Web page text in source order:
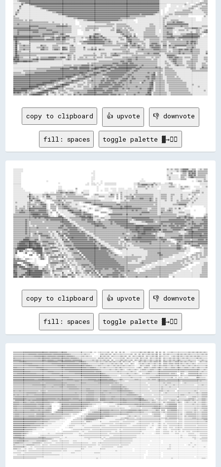
copy to clipboard 👍 upvote 👎 downvote
fill: spaces toggle palette ▓→✊🏽
copy to clipboard 👍 upvote 👎 downvote
fill: spaces toggle palette ▓→✊🏽
▓▓▓▓▓▓▓▓▓▓▓▓████████████████████████▓▓████████▓▓▓▓██████▒▒▒▒▒▒▒▒▒▒▒▒▒▒▓▓▒▒▒▒▒▒▒▒▓▓░░▒▒░░▒▒▒▒▒▒▒▒▒▒▓▓░░▓▓░░▓▓░░▓▓░░▓▓░░░░░░▒▒▒▒▒▒▒▒▒▒▓▓▒▒▓▓▒▒██▒▒▓▓░░██░░▓▓░░▓▓░░▒▒▒▒▓▓▒▒▒▒▒▒▒▒▒▒▒▒▒▒▒▒▓▓▒▒▓▓▒▒▓▓▒▒▓▓▒▒▓▓▒▒
▓▓▓▓▓▓▓▓▓▓▓▓▓▓▓▓████████▓▓████▓▓████████▓▓████████▓▓██████▓▓▒▒▒▒▒▒▒▒▒▒▒▒▒▒▓▓▒▒▒▒░░░░    ░░▒▒▓▓▒▒▓▓▒▒▓▓░░▓▓▒▒▒▒▒▒▒▒▒▒▒▒▒▒▒▒▓▓░░▓▓░░▓▓░░▓▓▒▒▒▒▓▓▒▒▓▓▒▒██░░▓▓░░▓▓▒▒▓▓▒▒▒▒▒▒▒▒▓▓▒▒▓▓▒▒▓▓▒▒▓▓▒▒▒▒▒▒▒▒▒▒▒▒▓▓▒▒▓▓
▓▓▓▓▓▓▓▓▓▓▓▓▓▓▓▓▓▓▓▓▓▓████████████▓▓████████▓▓████████▓▓██████▓▓▒▒▒▒▒▒▒▒▓▓▒▒▓▓▒▒▒▒  ░░░░░░▓▓▒▒▓▓▒▒▓▓░░▓▓▒▒▒▒▒▒▒▒▓▓▒▒▓▓░░▓▓░░▓▓▒▒▒▒▓▓▒▒▓▓░░▓▓▒▒▒▒▓▓▒▒██░░▓▓▒▒▒▒▒▒▒▒░░▒▒▓▓▒▒▓▓▒▒▓▓▒▒▒▒▓▓▒▒▓▓▒▒▓▓▒▒▓▓▒▒▒▒▒▒▒▒
██▓▓▓▓▓▓▓▓▓▓▓▓▓▓▓▓▓▓▓▓▓▓▓▓██▓▓████████▓▓████████▓▓████████▓▓██████▓▓▒▒▒▒▒▒▒▒▒▒▒▒▒▒▒▒▒▒░░▓▓▒▒▓▓▒▒▓▓▒▒▓▓░░▒▒▒▒▒▒▒▒▒▒▓▓░░▓▓▒▒▒▒▒▒▒▒▓▓░░▓▓▒▒▒▒▓▓░░▓▓▒▒▒▒▓▓▒▒▓▓░░▓▓▒▒▒▒▓▓▒▒▓▓▒▒▓▓▒▒▒▒▓▓▒▒▓▓▒▒▒▒▒▒▒▒▓▓▒▒▓▓▒▒▒▒▒▒
████████▓▓▓▓▓▓▓▓▓▓▓▓▓▓▓▓▓▓▓▓▓▓████▓▓██████▓▓▓▓██████▓▓██████▓▓████████▓▓▒▒▒▒▒▒▒▒▒▒▓▓▒▒▓▓▒▒▒▒▒▒▓▓▒▒▓▓░░▓▓░░▒▒▒▒▒▒▓▓▒▒▓▓▒▒▒▒▓▓░░▓▓▒▒▒▒▓▓▒▒▓▓▒▒▒▒▓▓▒▒▒▒▓▓▒▒▓▓░░▓▓▒▒▒▒▓▓▒▒▓▓▒▒▓▓▓▓▒▒▒▒▒▒▒▒▓▓▒▒▒▒▒▒░░▒▒▒▒▓▓▒▒▒▒
▓▓▓▓▓▓████████▓▓▓▓▓▓▓▓▓▓▓▓▓▓▓▓▓▓▓▓▓▓██████████▓▓▓▓██████████████▓▓▓▓██████▓▓▒▒▒▒▒▒▒▒▒▒▓▓▒▒▒▒▒▒▒▒▓▓▒▒▓▓▒▒▓▓▒▒▒▒▓▓░░▓▓▒▒▒▒▓▓░░▒▒░░░░▓▓▒▒▒▒▓▓▒▒▒▒▓▓▒▒▓▓▓▓▒▒▓▓░░▓▓▓▓▒▒▓▓▒▒▒▒▓▓▓▓▒▒▓▓▒▒▓▓▒▒▒▒▓▓▒▒▒▒  ░░▓▓▒▒▒▒▓▓
▓▓▓▓▓▓▓▓▓▓▓▓████████▓▓▓▓▓▓▓▓▓▓▓▓▓▓▓▓▓▓▓▓██████████▓▓████████████████▓▓▓▓████▓▓▒▒▒▒▒▒▒▒▒▒▒▒▒▒▓▓▒▒▒▒▒▒▒▒▓▓▒▒▓▓▒▒▒▒▓▓░░▒▒▒▒░░▓▓▒▒  ░░▒▒▒▒▓▓▒▒▒▒▓▓▒▒▒▒▓▓▒▒▒▒▓▓░░▓▓▓▓▒▒▓▓▓▓▒▒▓▓▓▓▒▒▓▓▒▒▒▒▓▓▒▒▒▒▓▓▒▒░░▒▒▒▒▒▒▒▒▒▒
▓▓▓▓▓▓▓▓▓▓▓▓▓▓▓▓██████████▓▓▓▓▓▓▓▓▓▓▓▓▓▓▓▓▓▓▓▓████████▓▓██████████████████▓▓████▓▓▒▒▒▒▒▒▓▓▒▒▒▒▒▒▒▒▓▓▒▒▒▒▓▓▒▒▓▓▒▒▒▒▓▓▒▒▒▒▓▓▒▒▒▒░░░░░░▓▓▒▒▒▒▓▓▓▓░░▒▒▓▓▒▒▒▒▓▓▒▒▓▓▓▓▒▒▒▒▓▓▒▒▒▒▓▓▒▒▒▒▓▓▒▒▒▒▓▓▒▒▒▒▓▓▒▒▒▒▒▒▒▒▒▒▓▓
████▓▓▓▓▓▓▓▓▓▓▓▓▓▓▓▓▓▓▓▓██████▓▓▓▓▓▓▓▓▓▓▓▓▓▓▓▓▓▓▓▓██████████████████████████▓▓▓▓████▓▓▒▒▒▒▒▒▒▒▓▓▒▒▒▒▒▒▒▒▒▒▓▓▒▒▓▓▒▒▒▒▒▒▒▒▒▒▒▒▒▒░░▒▒▓▓▒▒░░▓▓▓▓▒▒▒▒▓▓▓▓▒▒▓▓▓▓▒▒▒▒▓▓▒▒▒▒▓▓▓▓▒▒▓▓▓▓▒▒▒▒▓▓▓▓▒▒▒▒▓▓▒▒▒▒▓▓▒▒▒▒▒▒▓▓
████████████▓▓▓▓▓▓▓▓▓▓▓▓▓▓▓▓████████▓▓▓▓▓▓▓▓▓▓▓▓▓▓▓▓▓▓██████████████████████████████████▓▓▒▒▒▒▒▒▒▒▒▒▓▓▒▒▒▒▓▓▒▒▒▒▓▓▒▒░░▒▒▓▓▒▒▒▒▓▓▒▒░░▒▒▓▓▓▓▒▒▒▒▓▓▓▓▒▒▒▒▓▓▓▓▒▒▓▓▓▓▓▓▓▓▓▓▓▓▓▓▓▓▓▓▓▓▓▓▓▓▓▓▓▓▓▓▓▓▓▓▓▓▓▓▒▒▒▒▓▓▒▒
██████████████████▓▓▓▓▓▓▓▓▓▓▓▓▓▓▓▓▓▓██████▓▓▓▓▓▓▓▓▓▓▓▓▓▓▓▓██████████████████████████▓▓████▓▓▒▒▒▒▒▒▒▒▒▒▒▒▒▒▒▒▓▓▒▒▒▒▒▒▒▒▒▒▒▒▓▓▒▒▒▒░░▒▒▒▒▒▒▒▒▒▒▓▓▓▓▒▒▒▒▒▒▓▓▓▓▓▓▓▓▓▓▓▓▓▓▓▓▓▓▓▓▒▒▒▒▓▓▓▓▒▒▒▒▓▓▓▓▓▓▓▓▓▓▒▒▒▒▓▓▒▒▒▒
▓▓▓▓████████████████████▓▓▓▓▓▓▓▓▓▓▓▓▓▓▓▓████████▓▓▓▓▓▓▓▓▓▓▓▓▓▓▓▓██████████████████████████████▓▓▒▒▒▒▒▒▒▒▒▒▒▒▒▒▒▒▒▒▒▒▒▒▓▓▒▒▒▒▒▒▓▓▒▒░░  ▒▒▒▒▓▓▓▓▒▒▒▒▒▒▒▒▓▓▓▓▓▓▓▓▓▓▓▓▒▒▓▓▓▓▒▒    ▓▓▒▒  ░░▓▓▓▓▓▓▓▓▓▓▒▒▓▓▒▒▒▒▒▒
██████████▓▓████████████████████▓▓▓▓▓▓▓▓▓▓▓▓▓▓▓▓████▓▓▓▓▓▓▓▓▓▓▓▓▓▓▓▓▓▓████████████████████████████▓▓▒▒▒▒▒▒▒▒░░  ▒▒▒▒▒▒▒▒▓▓▒▒▒▒▒▒▒▒▒▒▒▒▒▒▒▒▒▒▒▒▒▒▒▒▒▒▓▓▓▓▓▓▓▓▓▓▓▓▓▓▓▓▓▓▓▓▓▓▒▒░░▓▓▒▒▒▒▒▒▓▓▓▓▓▓▓▓▓▓▓▓▓▓▒▒▒▒▒▒
██████████████████████████████████████▓▓▓▓▓▓▓▓▓▓▓▓▓▓██████▓▓▓▓▓▓▓▓▓▓▓▓▓▓▓▓██████████████████████████▓▓▒▒▒▒▒▒▒▒▒▒▒▒▒▒▒▒▒▒▒▒▓▓▒▒▒▒▒▒▒▒▒▒░░░░▒▒▒▒▓▓▓▓▓▓▓▓▓▓▒▒▒▒▒▒▒▒▒▒▒▒▓▓░░▒▒░░▒▒▒▒░░▒▒▒▒░░░░░░░░▓▓▓▓▒▒▒▒▒▒░░
██████████████████████▓▓▓▓██████████████████▓▓▓▓▓▓▓▓▓▓▓▓██████▓▓▓▓▓▓▓▓▓▓▓▓▓▓▓▓████████▓▓██████████▓▓████▒▒▒▒▒▒▓▓▓▓▒▒▒▒▒▒▒▒▒▒▒▒▓▓▓▓▒▒▒▒▒▒▒▒▒▒▓▓▒▒▓▓▓▓▒▒▓▓▓▓▓▓▓▓▒▒▓▓▓▓▓▓▓▓▓▓▓▓▓▓▓▓▓▓▓▓▓▓▓▓▓▓▓▓▓▓▓▓▓▓▓▓▓▓▓▓▒▒
██████████████████████████████▓▓██████████████████▓▓▓▓▓▓▓▓▓▓▓▓▓▓████▓▓▓▓▓▓▓▓▓▓▓▓▓▓▓▓██████████████████████▓▓▒▒▒▒▒▒▒▒░░░░▒▒▒▒▒▒▒▒▒▒▒▒▒▒▒▒▒▒▒▒▒▒▒▒▒▒▒▒▒▒▓▓▓▓▓▓▓▓▓▓▓▓▓▓▓▓▓▓▓▓▓▓▓▓▒▒▓▓▓▓▓▓▓▓▓▓▓▓▓▓▓▓▒▒▓▓▒▒▒▒▒▒
████████████████████████████▓▓▓▓▓▓██████████████████████▓▓▓▓▓▓▓▓▓▓▓▓▓▓██████▓▓▓▓▓▓▓▓▓▓▓▓████████████████▓▓██▓▓▒▒▒▒▒▒▒▒▒▒▒▒▒▒▒▒▒▒▒▒▒▒▒▒▒▒▒▒░░▒▒▒▒▒▒▒▒▒▒▒▒▒▒▒▒▓▓▒▒▓▓▓▓▒▒▒▒▒▒▒▒▒▒░░▒▒▓▓▒▒▒▒▒▒▒▒▒▒▒▒▒▒▒▒▒▒▒▒▒▒
▓▓▓▓▓▓▓▓▓▓▓▓▓▓▓▓▓▓▓▓██████████████▓▓▓▓▓▓▓▓████████████▓▓████████▓▓▓▓▓▓▓▓▓▓▓▓▓▓▓▓▓▓▓▓▓▓▓▓▓▓▓▓▓▓▓▓▓▓▓▓▒▒▓▓▓▓▓▓▓▓▓▓▓▓▒▒▒▒▒▒▒▒▒▒▒▒▒▒▒▒▒▒▒▒▒▒▒▒▒▒░░▒▒▒▒▒▒▒▒▒▒▒▒▒▒▒▒▓▓▒▒▒▒▒▒▓▓▒▒▒▒▒▒▒▒▒▒▒▒▒▒▒▒▒▒▒▒░░░░▒▒▒▒▓▓▒▒▒▒
▓▓▓▓▓▓▓▓▓▓▓▓▓▓▓▓▓▓▓▓▓▓▓▓▓▓▓▓▓▓▓▓██▓▓▓▓▓▓██▓▓▓▓▓▓████▓▓▓▓██████████▓▓▓▓▓▓▓▓▓▓▓▓▓▓▓▓▓▓▓▓▓▓▓▓▓▓▓▓▓▓▓▓▓▓▓▓██████████▓▓██▓▓▒▒▒▒▒▒▒▒▒▒▒▒▒▒▒▒▒▒▒▒▒▒▒▒▒▒▒▒▒▒▒▒▒▒▒▒▓▓▒▒▒▒▒▒▓▓▒▒▒▒▒▒▒▒▒▒▒▒▒▒▒▒▒▒▒▒▒▒▒▒▒▒▒▒▒▒▒▒▒▒▒▒▒▒
▓▓▓▓▓▓▓▓▓▓▓▓▓▓▓▓▓▓▓▓▓▓▓▓▓▓▓▓▓▓▓▓▓▓▓▓▓▓▓▓▓▓▓▓▓▓▓▓▓▓▓▓▓▓▓▓▓▓██████████▓▓▓▓▓▓▓▓████▓▓▓▓▓▓▓▓▓▓▓▓▓▓▓▓▓▓▓▓▓▓████████████▓▓██▓▓▒▒▒▒▒▒▒▒▒▒▒▒▒▒▒▒▒▒▒▒░░▒▒▒▒▒▒▒▒▒▒▒▒▓▓▒▒▒▒▒▒▒▒▒▒▒▒▒▒  ▒▒▒▒▒▒▒▒▒▒▒▒▒▒▒▒▒▒▒▒▒▒▒▒▒▒▒▒▒▒
██▓▓▓▓██▓▓▓▓▓▓▓▓▓▓▓▓▓▓▓▓▓▓▒▒▓▓▓▓▓▓▒▒▓▓▓▓▓▓▓▓▓▓▓▓▓▓▓▓▓▓▓▓▓▓▓▓▓▓▓▓▓▓▓▓▓▓▓▓▓▓▓▓████████▓▓▓▓▓▓▓▓▓▓████▓▓▓▓▓▓▓▓▓▓██████████████▓▓▒▒▒▒▒▒▒▒▒▒▒▒▒▒▒▒▒▒░░▒▒▒▒▒▒▒▒▓▓▓▓▒▒▒▒▓▓▒▒▒▒▒▒  ▒▒▒▒▒▒▒▒▒▒▒▒▒▒▒▒▒▒▓▓▒▒░░▒▒▒▒▒▒▒▒
▓▓▓▓▓▓▓▓▓▓▓▓▓▓██████████▓▓▓▓▓▓████▓▓▓▓▓▓▓▓▓▓▓▓▓▓▓▓▓▓▓▓▓▓▓▓▓▓▓▓▓▓██▓▓▓▓▓▓▓▓▓▓▓▓██████▓▓▓▓▓▓▓▓██▓▓▓▓▓▓██▓▓▓▓▓▓▓▓▓▓▓▓▓▓▓▓▓▓████▓▓▒▒▒▒▒▒▒▒▒▒▒▒▒▒▒▒▒▒▒▒▒▒▒▒▒▒▒▒░░▒▒▓▓▒▒▒▒▒▒▒▒▒▒▒▒▒▒▒▒▒▒▒▒▒▒▓▓▒▒▒▒▒▒▓▓▒▒▒▒▓▓▓▓▓▓
██▓▓██▓▓▓▓▓▓▓▓██▓▓▓▓▓▓██████████████████████████████████████████████▓▓▓▓▓▓▓▓████████▓▓▓▓▓▓▓▓████▓▓▓▓▓▓▓▓▓▓▓▓▓▓▓▓▓▓▓▓▓▓██████████▓▓▒▒▒▒░░▒▒▒▒▒▒▒▒░░▒▒▒▒▒▒▒▒▒▒▒▒▒▒▒▒▒▒▒▒▒▒▒▒▒▒▒▒▓▓▓▓▒▒▒▒▒▒▒▒▒▒▒▒▒▒▒▒▒▒▓▓▓▓▓▓
▓▓██████████████████████████████████████████████████████████████████▓▓▓▓▓▓▓▓████████▓▓▓▓▓▓▓▓████▓▓▓▓▓▓████▓▓▓▓▓▓▓▓▓▓▓▓▓▓▓▓▓▓▓▓▓▓▓▓██▓▓▒▒▒▒▒▒▒▒▒▒▒▒▒▒▒▒▒▒▒▒░░▒▒▒▒▒▒▒▒▒▒▒▒▒▒▓▓▒▒▒▒▒▒▒▒░░▒▒▒▒▓▓▓▓▒▒▒▒▒▒▓▓▓▓▓▓
██████████████▓▓▓▓▓▓▓▓▓▓████████████████████▓▓██▓▓██████████▓▓██████▓▓▓▓▓▓▓▓████████▓▓▓▓▒▒▓▓████▓▓▓▓▓▓██▓▓▓▓▓▓▓▓▓▓██▓▓▓▓▓▓▓▓▓▓██████████▒▒▒▒▒▒▒▒▒▒░░▒▒▒▒▒▒░░▒▒▒▒▒▒▒▒▒▒▒▒▒▒░░▒▒▒▒▒▒▒▒▒▒▓▓▓▓▓▓▒▒░░▒▒▒▒▓▓▓▓▒▒
▒▒██████████▓▓▓▓██▓▓████████████████▓▓▓▓▓▓▓▓▓▓▓▓██▓▓██████▓▓▓▓▓▓▓▓▓▓██▓▓▓▓▓▓████████▓▓▓▓▒▒▓▓████▓▓▓▓▓▓▓▓▓▓▓▓▓▓▓▓▓▓████▓▓▓▓▓▓▓▓▓▓▓▓████████▓▓▒▒▒▒▓▓▒▒░░▒▒▒▒▒▒▒▒▒▒░░▒▒▓▓▓▓▒▒▓▓▒▒▒▒▒▒▓▓▓▓▓▓▒▒▓▓▒▒▒▒▒▒▒▒▓▓▓▓▒▒
██████▓▓▓▓████▓▓▓▓████▓▓██████████████▓▓▓▓▒▒▒▒▓▓██▓▓████████████████████████████▓▓▓▓▓▓▓▓▓▓▒▒▒▒▓▓▓▓▓▓████▓▓▓▓▓▓▓▓▓▓████▓▓▓▓▓▓▓▓▓▓▓▓▓▓▓▓▓▓▓▓▓▓▓▓▒▒▓▓▓▓▒▒▒▒▒▒░░▓▓▒▒▓▓▓▓▓▓▓▓▒▒▒▒▓▓▒▒  ▒▒▓▓▒▒▒▒▒▒▓▓░░▒▒▒▒▓▓▓▓▒▒
██████▓▓▓▓▓▓████████████▓▓██████▓▓▓▓▓▓▒▒        ▒▒████████▓▓██████████████████▓▓▓▓▒▒▒▒░░░░░░      ░░░░░░░░▒▒▓▓▓▓▓▓▓▓▓▓▓▓▓▓▓▓▓▓████▓▓▓▓██▓▓▓▓▓▓▓▓▓▓▓▓▓▓▓▓▓▓▒▒░░▒▒▓▓████████░░▒▒▒▒░░▒▒▒▒▒▒▒▒▓▓▒▒▒▒▒▒▒▒▓▓▓▓▒▒
████▓▓▓▓▓▓▓▓████████████▓▓▓▓████▓▓▓▓▓▓██  ░░  ░░▒▒████████████████████████▓▓▓▓▒▒▒▒░░    ░░░░░░░░░░░░▒▒▒▒▒▒░░▒▒░░░░░░░░░░▒▒▒▒▒▒▒▒▓▓▓▓▓▓▓▓▓▓▓▓▓▓▓▓▓▓████▓▓▓▓▒▒▒▒▓▓▓▓████████░░▒▒▒▒░░▒▒▒▒▒▒▒▒▒▒▒▒▒▒▒▒▒▒▓▓▓▓▓▓
████▓▓▓▓▓▓▓▓████████████████████▓▓▓▓████        ▓▓██████████████████▓▓▓▓▓▓▓▓░░░░░░░░░░░░▒▒▒▒▒▒▒▒▒▒▒▒▒▒▒▒▒▒▒▒▒▒▒▒▒▒▒▒░░░░░░▒▒▒▒▒▒▒▒▒▒░░▒▒▒▒▒▒▒▒▒▒▓▓██████▓▓▓▓▓▓▓▓██████████░░▒▒▒▒░░▒▒▒▒▒▒▒▒▒▒▓▓▒▒▒▒▒▒▓▓▓▓▓▓
▓▓██▓▓▓▓▓▓▓▓▓▓▓▓▓▓████▓▓▓▓██▓▓▓▓▓▓████▓▓    ░░████████████████▓▓▓▓▓▓▓▓▓▓▒▒░░  ░░▒▒▒▒▒▒▒▒▓▓██████████▓▓██▓▓▓▓▓▓▒▒▓▓▓▓▓▓▓▓████████▓▓██▓▓▓▓▓▓▓▓▒▒▒▒▒▒▒▒██▓▓░░▓▓▓▓  ▓▓▓▓██████▒▒▒▒▒▒░░▒▒▒▒▒▒▒▒▒▒▓▓▒▒░░▒▒▒▒▓▓▓▓
██████████████████████████████████████▓▓  ▒▒████████▓▓▓▓▓▓▓▓▓▓▓▓▓▓▓▓▒▒░░    ░░▒▒▒▒▓▓████████▓▓██████▓▓▓▓▓▓▓▓▓▓▓▓▓▓▓▓▓▓██████▓▓▓▓▓▓▓▓▓▓▓▓▒▒▒▒▒▒▒▒▓▓▓▓▓▓▓▓▒▒▒▒▓▓▒▒▓▓▓▓▓▓▓▓▓▓▒▒▒▒▒▒░░▒▒▓▓▓▓▓▓▒▒▓▓▒▒▒▒▒▒▓▓▓▓▓▓
▓▓████▓▓▓▓▓▓▓▓▓▓▓▓▓▓▓▓▒▒████████▓▓▓▓▓▓▓▓██▓▓▓▓▓▓▓▓▓▓▓▓▓▓▓▓▒▒░░▒▒▒▒░░    ░░▒▒▒▒██████████████████████▓▓▓▓▓▓▓▓▓▓▓▓▓▓▓▓▓▓▓▓▒▒▒▒▒▒▒▒▒▒▒▒▒▒▒▒▒▒▒▒░░  ▒▒▓▓▓▓▓▓▒▒░░░░▒▒▓▓▓▓▓▓▓▓▓▓▒▒▒▒▓▓░░▒▒▓▓▓▓▓▓▓▓▓▓▒▒▒▒▒▒▓▓▓▓▓▓
▓▓████▓▓▓▓▓▓▓▓▓▓██████▓▓██████████▓▓▓▓▓▓▓▓▓▓▓▓▓▓▓▓▒▒▒▒▒▒▒▒▒▒░░░░    ░░▒▒▒▒▒▒██████████████████▓▓████▓▓▓▓▒▒▒▒░░░░░░░░░░▒▒▓▓▒▒▒▒▓▓▒▒▒▒░░▒▒▒▒▒▒▒▒▒▒▒▒▓▓▓▓▓▓▒▒  ░░▒▒▓▓▓▓▓▓▓▓▓▓▒▒▒▒▒▒░░▓▓▒▒▓▓▓▓▓▓▓▓▒▒▒▒▒▒▓▓▓▓▓▓
██████████████████████████████▓▓▓▓▓▓▓▓▓▓▓▓▓▓▓▓▓▓▓▓▒▒▒▒░░░░░░    ░░▒▒▒▒▒▒▒▒▓▓████████████████▓▓▒▒░░░░░░░░░░░░░░░░▒▒▒▒▓▓▓▓▒▒▒▒▒▒░░▒▒▒▒▒▒▒▒▒▒▒▒▒▒▒▒▒▒▒▒▒▒▒▒▒▒▒▒▒▒▓▓▒▒▓▓▓▓▓▓▓▓▒▒▒▒▒▒░░▒▒▒▒▒▒▒▒▓▓▓▓▒▒▒▒▒▒▓▓▓▓▓▓
████████████████████████████▓▓▓▓▓▓▓▓▓▓▒▒▒▒▒▒▒▒▒▒░░░░░░░░      ▒▒▒▒▒▒▒▒▒▒▒▒▓▓████████▓▓▒▒░░░░░░░░░░░░░░░░░░▒▒▒▒▒▒▒▒▒▒░░▒▒▒▒▒▒▒▒▒▒▒▒▒▒▒▒▒▒▒▒▒▒▒▒▒▒▒▒▒▒▒▒▒▒▒▒░░░░▒▒▒▒▒▒▒▒▒▒▒▒░░▒▒▒▒░░▒▒▒▒▒▒▒▒▒▒▒▒▒▒▒▒▒▒▒▒▓▓▓▓
████████████████████████▓▓▓▓▓▓▓▓▓▓▓▓▒▒▒▒▒▒▒▒░░░░░░░░░░      ▒▒▒▒▒▒▒▒▒▒▒▒▒▒░░▓▓▓▓▒▒░░░░░░░░▒▒░░░░░░░░▒▒▒▒▒▒▒▒▒▒░░░░▒▒▒▒▒▒▒▒▒▒▒▒░░░░▒▒▒▒▒▒▒▒▒▒▒▒▒▒▒▒▒▒▒▒▒▒▒▒░░░░▒▒▒▒▒▒▒▒▒▒▒▒░░▒▒▒▒░░▒▒▒▒▒▒▒▒▒▒▒▒▒▒▒▒▒▒▒▒▒▒▓▓
██████████████████████▓▓▓▓▓▓▓▓▓▓▒▒▒▒▒▒▒▒░░░░░░░░░░░░      ░░▒▒▒▒▒▒▒▒▒▒▒▒▒▒▒▒░░░░░░░░░░░░░░░░▒▒▒▒▒▒▒▒▒▒▒▒░░▒▒▒▒▒▒▒▒▒▒▒▒▒▒▒▒░░░░░░▒▒▒▒▒▒▒▒▒▒▒▒▒▒░░▒▒░░░░▒▒▒▒░░▒▒░░▒▒▒▒▒▒▒▒▒▒▒▒▒▒▒▒░░▒▒▒▒▒▒▒▒▒▒▒▒▒▒▒▒▒▒▒▒▒▒▒▒
██████████████████▓▓▓▓▓▓▓▓▓▓▒▒▒▒▒▒▒▒░░░░░░░░░░░░░░      ░░▒▒▒▒▒▒░░░░░░░░▒▒░░░░░░░░▒▒▒▒▒▒▒▒▒▒▒▒▒▒░░░░▒▒▒▒▒▒▒▒▒▒▒▒▒▒▒▒▒▒░░░░░░▒▒▒▒▒▒▒▒▒▒▒▒▒▒▒▒░░░░▒▒░░░░▒▒▒▒░░▒▒▒▒░░▒▒▒▒▒▒▒▒▒▒▒▒▒▒░░▒▒▒▒▒▒▒▒▒▒▒▒░░▒▒▒▒▒▒▒▒▒▒
██████████████▓▓▓▓▓▓▓▓▓▓▒▒▒▒▒▒▒▒░░░░░░░░░░░░░░░░      ░░░░▒▒▒▒░░░░░░░░░░░░▒▒▒▒▒▒▒▒▒▒▒▒▒▒▒▒░░▒▒▒▒▒▒▒▒▒▒▒▒▒▒▒▒▒▒▒▒▒▒▒▒▒▒▒▒▒▒▒▒▒▒▒▒▒▒▒▒▒▒▒▒▒▒░░░░▒▒░░  ░░▒▒▒▒░░▒▒▒▒░░▒▒▒▒░░▒▒▒▒▒▒▒▒░░▒▒▒▒▒▒▒▒▒▒▒▒▒▒▒▒▒▒▒▒▒▒▒▒
████████████▓▓▓▓▓▓▓▓▒▒▒▒░░░░░░    ░░░░░░░░░░      ░░        ░░▒▒▒▒▒▒▒▒▒▒▒▒▒▒▒▒▒▒░░▒▒▒▒▒▒▒▒▒▒▒▒▒▒▒▒▒▒▒▒▒▒▒▒▒▒░░▒▒░░▒▒▒▒▒▒▒▒▒▒▒▒▒▒▒▒▒▒▒▒▒▒▒▒░░░░░░░░  ▒▒▒▒░░░░▒▒▒▒░░░░▒▒▒▒▒▒▒▒▒▒░░▒▒▒▒▒▒▒▒▒▒▒▒▒▒▒▒▒▒▒▒▒▒▒▒▒▒
██████████▓▓▓▓▓▓▒▒▒▒░░░░░░░░░░░░░░░░░░░░░░░░  ░░  ░░▒▒▒▒▒▒▒▒▒▒▒▒▒▒▒▒░░░░▒▒░░░░▒▒▒▒▒▒▒▒▒▒▒▒▒▒▒▒▒▒▒▒▒▒▒▒░░░░▒▒░░▒▒▒▒▒▒▒▒▒▒▒▒▒▒▒▒▒▒▒▒▒▒▒▒░░░░░░░░░░░░░░▒▒▒▒░░░░▒▒▒▒▒▒░░▒▒░░▒▒░░▒▒░░▒▒░░▒▒▒▒░░▒▒▒▒▒▒▒▒▒▒▒▒▒▒▒▒
████████▓▓▓▓▓▓▒▒░░░░      ░░░░░░░░░░▒▒░░░░░░▒▒▒▒▒▒▒▒▒▒▒▒▒▒▒▒▒▒░░░░░░▒▒░░░░▒▒▒▒▒▒▒▒▒▒▒▒▒▒▒▒▒▒▒▒▒▒▒▒░░▒▒▒▒▒▒▒▒▒▒▒▒▒▒▒▒▒▒▒▒▒▒▒▒▒▒▒▒▒▒▒▒░░▒▒░░░░░░░░  ░░▒▒▒▒░░░░▒▒▒▒▒▒░░░░░░▒▒▒▒░░░░░░░░░░▒▒▒▒▒▒░░░░░░▒▒▒▒▒▒▒▒
▓▓██████▓▓▓▓▒▒░░░░░░░░░░░░░░▒▒▒▒▒▒▒▒▒▒▒▒▒▒▒▒▒▒▒▒▒▒▒▒░░░░░░░░░░░░░░░░▒▒▒▒▒▒▒▒▒▒▒▒▒▒▒▒▒▒▒▒▒▒▒▒▒▒▒▒▒▒▒▒░░░░▒▒▒▒▒▒▒▒▒▒▒▒▒▒▒▒▒▒▒▒▒▒▒▒░░░░░░░░░░░░░░░░░░░░░░░░░░░░░░░░░░░░░░░░░░░░░░▒▒░░░░░░▒▒▒▒▒▒▒▒░░░░▒▒▒▒▒▒▒▒
████████▓▓▓▓▒▒▒▒▒▒▒▒▒▒▒▒▒▒▓▓▓▓▓▓▓▓▒▒▒▒▒▒▒▒▒▒▒▒▒▒░░░░░░▒▒░░░░░░░░░░░░░░░░░░▒▒▒▒▒▒▒▒▒▒▒▒▒▒▒▒▒▒░░▒▒░░░░▒▒▒▒▒▒▒▒▒▒▒▒▒▒▒▒▒▒▒▒▒▒▒▒▒▒▒▒░░░░░░░░░░░░░░░░░░░░░░░░░░░░░░░░░░░░░░░░░░░░░░▒▒░░░░░░░░░░▒▒▒▒░░░░░░▒▒▒▒▒▒
▓▓▓▓▓▓████▓▓▓▓▓▓▓▓▓▓▓▓▓▓▓▓▓▓▓▓▓▓▓▓▓▓▓▓▓▓▒▒░░░░░░▒▒░░░░░░░░░░░░░░░░░░░░░░░░░░░░▒▒░░░░░░░░░░░░▒▒░░▒▒▒▒▒▒▒▒▒▒▒▒▒▒▒▒▒▒▒▒▒▒▒▒▒▒▒▒░░░░░░░░░░░░░░░░░░░░░░░░░░░░░░░░░░░░░░░░░░░░░░░░░░░░░░░░░░░░░░░░▒▒░░░░▒▒▒▒▒▒▒▒
▓▓▓▓████████▓▓▓▓▒▒▒▒▒▒▒▒▓▓▓▓▓▓▓▓▓▓▒▒░░░░▒▒▒▒▒▒░░▒▒▒▒▒▒▒▒▒▒░░░░▒▒▒▒░░░░░░░░░░░░░░░░░░░░░░░░░░░░▒▒▒▒▒▒▒▒▒▒▒▒▒▒▒▒▒▒▒▒▒▒▒▒▒▒▒▒▒▒░░░░░░░░░░░░░░░░░░  ░░░░░░░░░░  ░░░░░░░░░░░░░░░░░░░░░░░░░░░░░░░░░░░░░░░░▒▒▒▒▒▒
▓▓████▓▓▓▓▒▒▒▒▒▒▒▒▒▒▓▓▓▓▓▓▓▓▒▒░░▒▒▒▒▒▒▒▒░░░░▒▒▒▒▒▒▒▒▒▒▒▒▒▒░░░░▒▒▒▒▒▒▒▒▒▒▒▒▒▒▒▒░░░░▒▒▒▒░░▒▒▒▒▒▒▒▒▒▒▒▒▒▒▒▒▒▒▒▒▒▒▒▒▒▒▒▒▒▒▒▒▒▒░░░░░░░░░░░░░░░░░░░░░░░░░░░░░░░░  ░░░░░░░░░░░░░░░░░░░░░░░░░░░░▒▒░░░░░░░░░░░░░░░░
▓▓▒▒▒▒▒▒▒▒▒▒▒▒▓▓▓▓▓▓▓▓▒▒▒▒▒▒░░▒▒▒▒▒▒░░▒▒▒▒▒▒▒▒▒▒▒▒▒▒▒▒▒▒▒▒▒▒▒▒▒▒▒▒▒▒▒▒▒▒▒▒▒▒▒▒▒▒▒▒▒▒▒▒░░▒▒░░▒▒▒▒▒▒▒▒▒▒▒▒▒▒▒▒▒▒░░▒▒▒▒▒▒▒▒░░░░░░░░░░░░░░░░░░░░  ░░░░░░░░░░░░░░░░░░░░▒▒░░░░░░░░░░░░░░  ░░▒▒░░░░▒▒░░░░░░░░░░░░
▓▓▓▓▓▓▓▓▓▓▓▓▒▒░░░░▒▒░░▒▒▒▒▒▒▒▒▒▒▒▒▒▒▒▒▒▒▒▒▒▒▒▒▒▒▒▒▒▒▒